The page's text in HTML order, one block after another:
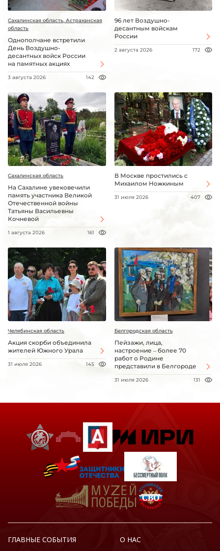
Сахалинская область, Астраханская
область
Однополчане встретили
День Воздушно-
десантных войск России
на памятных акциях
3 августа 2026 142
96 лет Воздушно-
десантным войскам
России
2 августа 2026 172
Сахалинская область
На Сахалине увековечили
память участника Великой
Отечественной войны
Татьяны Васильевны
Кочневой
1 августа 2026 161
В Москве простились с
Михаилом Ножкиным
31 июля 2026 407
Челябинская область
Акция скорби объединила
жителей Южного Урала
31 июля 2026 145
Белгородская область
Пейзажи, лица,
настроение – более 70
работ о Родине
представили в Белгороде
31 июля 2026 131
ГЛАВНЫЕ СОБЫТИЯ О НАС